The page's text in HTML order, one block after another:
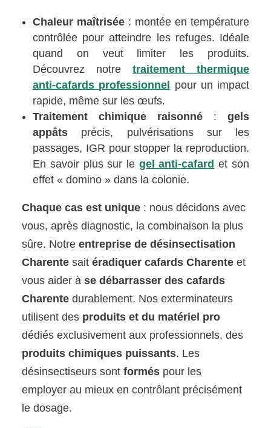
Chaleur maîtrisée : montée en température
contrôlée pour atteindre les refuges. Idéale
quand on veut limiter les produits.
Découvrez notre traitement thermique
anti-cafards professionnel
pour un impact
rapide, même sur les œufs.
Traitement chimique raisonné : gels
appâts précis, pulvérisations sur les
passages, IGR pour stopper la reproduction.
En savoir plus sur le gel anti-cafard et son
effet « domino » dans la colonie.
Chaque cas est unique : nous décidons avec
vous, après diagnostic, la combinaison la plus
sûre. Notreentreprise de désinsectisation
Charente saitéradiquer cafards Charente et
vous aider àse débarrasser des cafards
Charente durablement. Nos exterminateurs
utilisent des produits et du matériel pro
dédiés exclusivement aux professionnels, des
produits chimiques puissants. Les
désinsectiseurs sontformés pour les
employer au mieux en contrôlant précisément
le dosage.